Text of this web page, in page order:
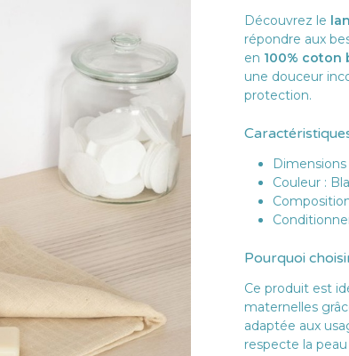
Découvrez le
répondre aux
en 100% coton
une douceur
protection.
Couleur :
Pourquoi
Ce produit est
maternelles
adaptée aux
respecte la